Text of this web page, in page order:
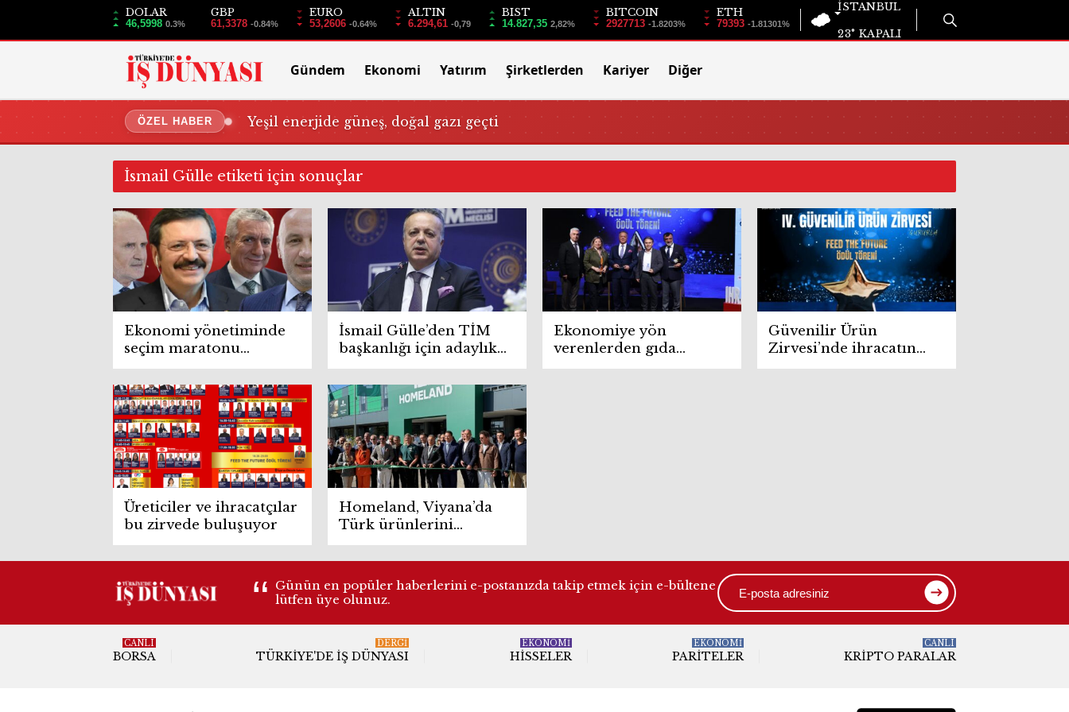
DOLAR
46,5998 0.3%
GBP
61,3378 -0.84%
EURO
53,2606 -0.64%
ALTIN
6.294,61 -0,79
BIST
14.827,35 2,82%
BITCOIN
2927713 -1.8203%
ETH
79393 -1.81301%
İSTANBUL
23° KAPALI
Gündem Ekonomi Yatırım Şirketlerden Kariyer Diğer
ÖZEL HABER Yeşil enerjide güneş, doğal gazı geçti
İsmail Gülle etiketi için sonuçlar
Ekonomi yönetiminde
seçim maratonu
başlıyor!
İsmail Gülle’den TİM
başkanlığı için adaylık
sinyali!
Ekonomiye yön
verenlerden gıda
sektörüne altın öğütler
Güvenilir Ürün
Zirvesi’nde ihracatın
nabzı tutulacak
Üreticiler ve ihracatçılar
bu zirvede buluşuyor
Homeland, Viyana’da
Türk ürünlerini
Avrupa’ya taşıyor
Günün en popüler haberlerini e-postanızda takip etmek için e-bültene
lütfen üye olunuz.
BORSA
CANLI
TÜRKIYE'DE İŞ DÜNYASI
DERGI
HISSELER
EKONOMİ
PARITELER
EKONOMİ
KRIPTO PARALAR
CANLI